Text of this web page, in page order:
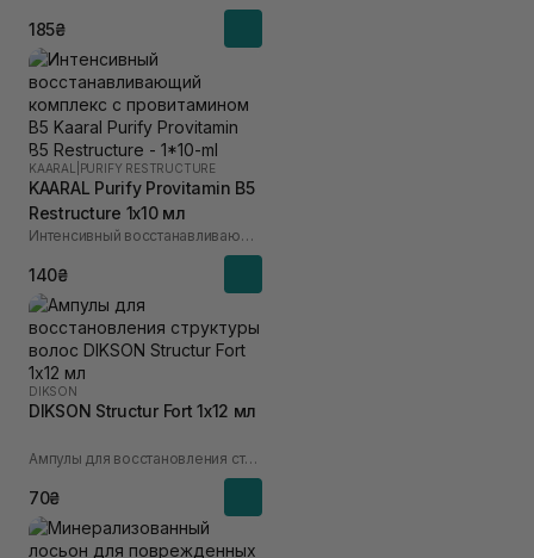
185₴
KAARAL PURIFY RESTRUCTURE
KAARAL Purify Provitamin B5
Restructure 1х10 мл
Интенсивный восстанавливающий комплекс с провитамином В5
140₴
DIKSON
DIKSON Structur Fort 1х12 мл
Ампулы для восстановления структуры волос
70₴